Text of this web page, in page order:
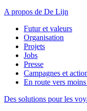
A propos de De Lijn
Futur et valeurs
Organisation
Projets
Jobs
Presse
Campagnes et
En route vers
Des solutions pour les